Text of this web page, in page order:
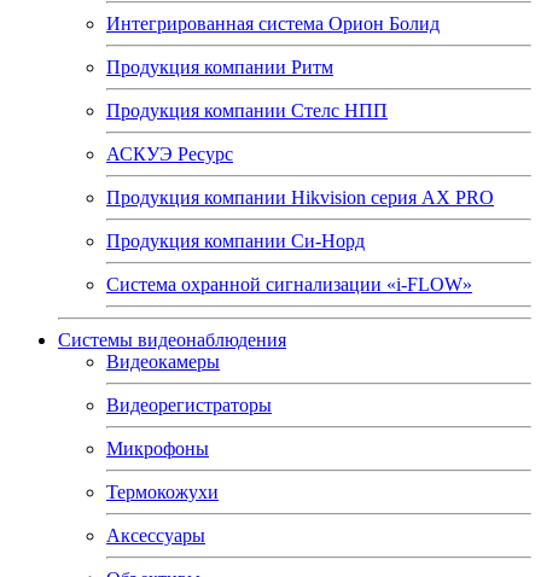
Интегрированная система Орион Болид
Продукция компании Ритм
Продукция компании Стелс НПП
АСКУЭ Ресурс
Продукция компании Hikvision серия AX PRO
Продукция компании Си-Норд
Система охранной сигнализации «i-FLOW»
Системы видеонаблюдения
Видеокамеры
Видеорегистраторы
Микрофоны
Термокожухи
Аксессуары